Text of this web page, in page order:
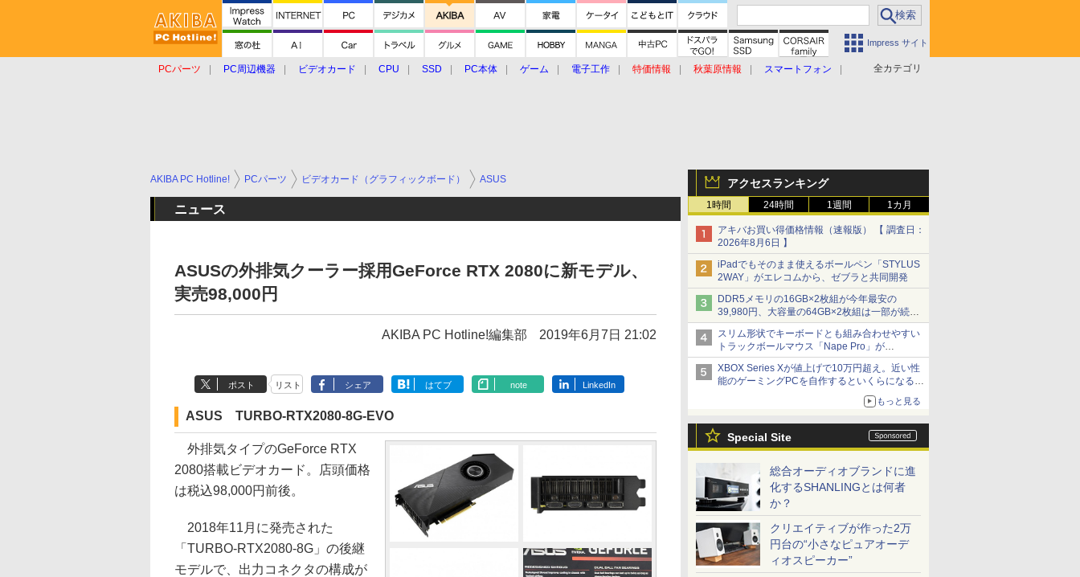
Impress サイト
全カテゴリ
PCパーツ PC周辺機器 ビデオカード CPU SSD PC本体 ゲーム 電子工作 特価情報 秋葉原情報
スマートフォン
アクセスランキング
1時間 24時間 1週間 1カ月
アキバお買い得価格情報（速報版） 【 調査日：
2026年8月6日 】
iPadでもそのまま使えるボールペン「STYLUS
2WAY」がエレコムから、ゼブラと共同開発
DDR5メモリの16GB×2枚組が今年最安の
39,980円、大容量の64GB×2枚組は一部が続騰
[8月前半のメモリ価格]
スリム形状でキーボードとも組み合わせやすい
トラックボールマウス「Nape Pro」が
Keychronから
XBOX Series Xが値上げで10万円超え。近い性
能のゲーミングPCを自作するといくらになる？
【石田賀津男の『酒の肴にPCゲーム』】
もっと見る
Special Site
総合オーディオブランドに進
化するSHANLINGとは何者
か？
クリエイティブが作った2万
円台の“小さなピュアオーデ
ィオスピーカー”
AKIBA PC Hotline! PCパーツ ビデオカード（グラフィックボード） ASUS
ニュース
ASUSの外排気クーラー採用GeForce RTX 2080に新モデル、
実売98,000円
AKIBA PC Hotline!編集部 2019年6月7日 21:02
ポスト リスト シェア はてブ note LinkedIn
ASUS TURBO-RTX2080-8G-EVO
外排気タイプのGeForce RTX
2080搭載ビデオカード。店頭価格
は税込98,000円前後。
2018年11月に発売された
「TURBO-RTX2080-8G」の後継
モデルで、出力コネクタの構成が